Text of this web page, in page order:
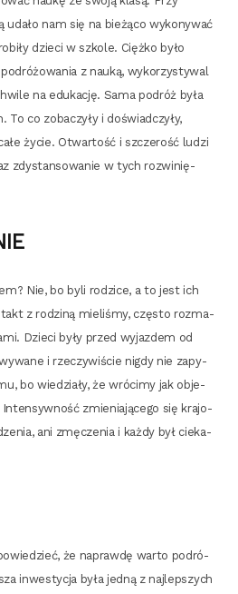
uda­ło nam się na bie­żą­co wyko­ny­wać
dzie­ci w szko­le. Cięż­ko było
z nauką, wyko­rzy­sty­wa­l
na edu­ka­cję. Sama podróż była
To co zoba­czy­ły i doświad­czy­ły,
życie. Otwar­tość i szcze­rość ludzi
zdy­stan­so­wa­nie w tych roz­wi­nię­
Nie, bo byli rodzi­ce, a to jest ich
z rodzi­ną mie­li­śmy, czę­sto roz­ma­
Dzie­ci były przed wyjaz­dem od
i rze­czy­wi­ście nigdy nie zapy­
bo wie­dzia­ły, że wró­ci­my jak obje­
Inten­syw­ność zmie­nia­ją­ce­go się kra­jo­
ani zmę­cze­nia i każ­dy był cie­ka­
że napraw­dę war­to podró­
inwe­sty­cja była jed­ną z naj­lep­szych